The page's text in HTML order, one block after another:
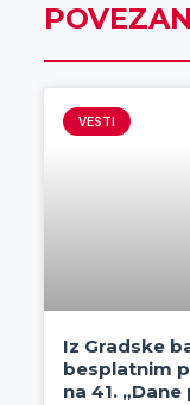
VESTI
Iz Gradske
besplatnim
na 41. „Dane